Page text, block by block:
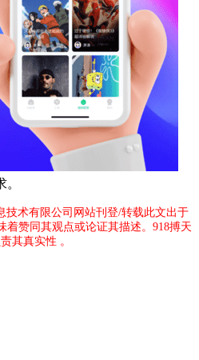
技术有限公司网站刊登/转载此文出于
着赞同其观点或论证其描述。918搏天
其真实性 。